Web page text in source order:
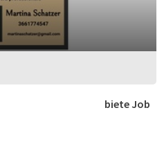
biete Job